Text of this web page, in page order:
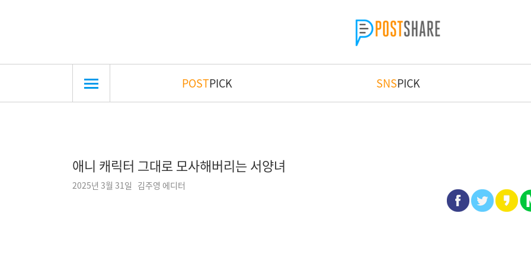
POSTPICK SNSPICK
애니 캐릭터 그대로 모사해버리는 서양녀
2025년 3월 31일 김주영 에디터